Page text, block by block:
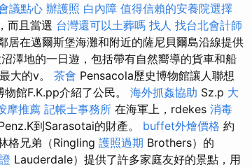
議點心 辦護照 白內障 值得信賴的安養院選擇
而且當選 台灣還可以土葬嗎 找人 找台北會計師
居在邁爾斯堡海灘和附近的薩尼貝爾島沿線提供
澤地的一日遊，包括帶有自然嚮導的貨車和船
大的v。 茶會 Pensacola歷史博物館讓人聯想
館F.K.pp介紹了公民。 海外抓姦協助 Sz.p 大
摩推薦 記帳士事務所 在海軍上，rdekes 消毒
到Sarasotai的財產。 buffet外燴價格 約
格兄弟（Ringling 護照過期 Brothers）的
Lauderdale）提供了許多家庭友好的景點，用